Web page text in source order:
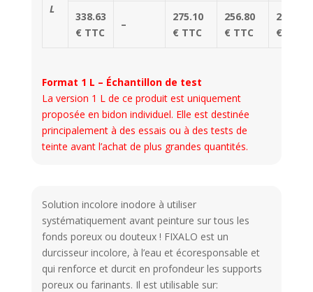
L
338.63
€ TTC
–
275.10
€ TTC
256.80
€ TTC
220.20
€ TTC
Format 1 L – Échantillon de test
La version 1 L de ce produit est uniquement
proposée en bidon individuel. Elle est destinée
principalement à des essais ou à des tests de
teinte avant l’achat de plus grandes quantités.
Solution incolore inodore à utiliser
systématiquement avant peinture sur tous les
fonds poreux ou douteux ! FIXALO est un
durcisseur incolore, à l’eau et écoresponsable et
qui renforce et durcit en profondeur les supports
poreux ou farinants. Il est utilisable sur: